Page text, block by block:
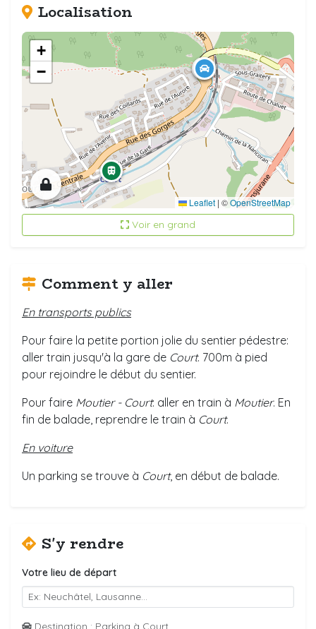
Localisation
+
−
Leaflet | ©OpenStreetMap
Voir en grand
Comment y aller
En transports publics
Pour faire la petite portion jolie du sentier pédestre:
aller train jusqu'à la gare de Court. 700m à pied
pour rejoindre le début du sentier.
Pour faire Moutier - Court: aller en train à Moutier. En
fin de balade, reprendre le train à Court.
En voiture
Un parking se trouve à Court, en début de balade.
S'y rendre
Votre lieu de départ
Destination : Parking à Court